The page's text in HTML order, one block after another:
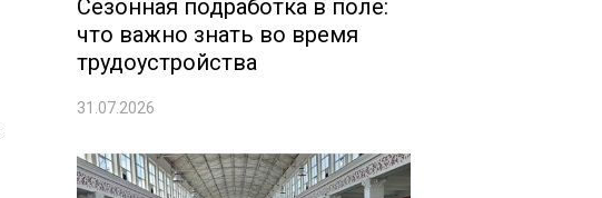
Сезонная подработка в поле:
что важно знать во время
трудоустройства
31.07.2026